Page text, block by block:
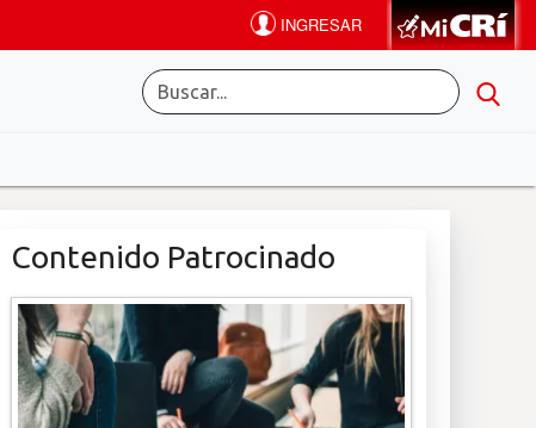
Contenido Patrocinado